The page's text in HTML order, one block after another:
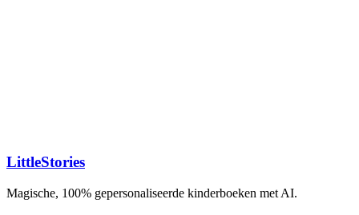
LittleStories
Magische, 100% gepersonaliseerde kinderboeken met AI.